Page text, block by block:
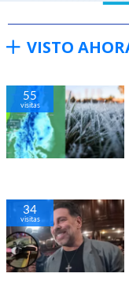
VISTO
55
visitas
34
visitas